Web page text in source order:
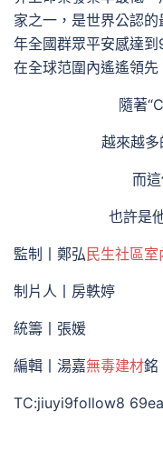
家之一，是世界公認
年全國群眾平安感達
在全球范圍內遙遙領先
隨著
越來越
而
也許是
監制丨鄭弘 民生社區
制片人丨房軼婷
統籌丨張媛
編輯丨湯嘉無毒建材銘
TC:jiuyi9follow8